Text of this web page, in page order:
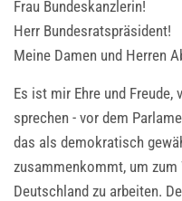
Frau Bundeskanzlerin!
Herr Bundesratspräsident!
Meine Damen und Herren
Es ist mir Ehre und
sprechen - vor dem
das als demokratisch
zusammenkommt, um
Deutschland zu arbeiten.